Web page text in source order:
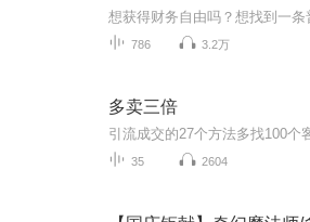
786 3.2万
多卖三倍
引流成交的27个方法多找100个
35 2604